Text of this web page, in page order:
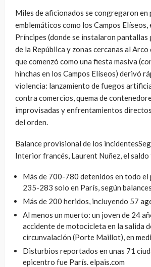
Miles de aficionados se congregaron en
emblemáticos como los Campos Elíseos,
Príncipes (donde se instalaron pantallas
de la República y zonas cercanas al
que comenzó como una fiesta masiva
hinchas en los Campos Elíseos) derivó
violencia: lanzamiento de fuegos
contra comercios, quema de
improvisadas y enfrentamientos
del orden.
Balance provisional de los
Interior francés, Laurent Nuñez, el
Más de 700-780 detenidos en todo el
235-283 solo en París, según
Más de 200 heridos, incluyendo 57
Al menos un muerto: un joven de 24
accidente de motocicleta en la salida
circunvalación (Porte Maillot), en
Disturbios reportados en unas 71
epicentro fue París. elpais.com